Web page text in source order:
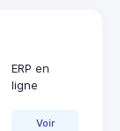
ERP en
ligne
Voir